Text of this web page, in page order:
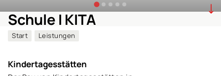
Schule I KITA
Start Leistungen
Kindertagesstätten